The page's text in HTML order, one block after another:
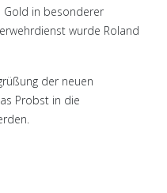
Gold in besonderer
wurde Roland
der neuen
Probst in die